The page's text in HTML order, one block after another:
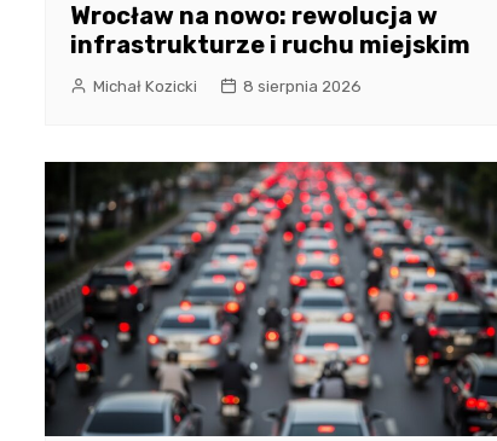
Wrocław na nowo: rewolucja w
infrastrukturze i ruchu miejskim
Michał Kozicki 8 sierpnia 2026